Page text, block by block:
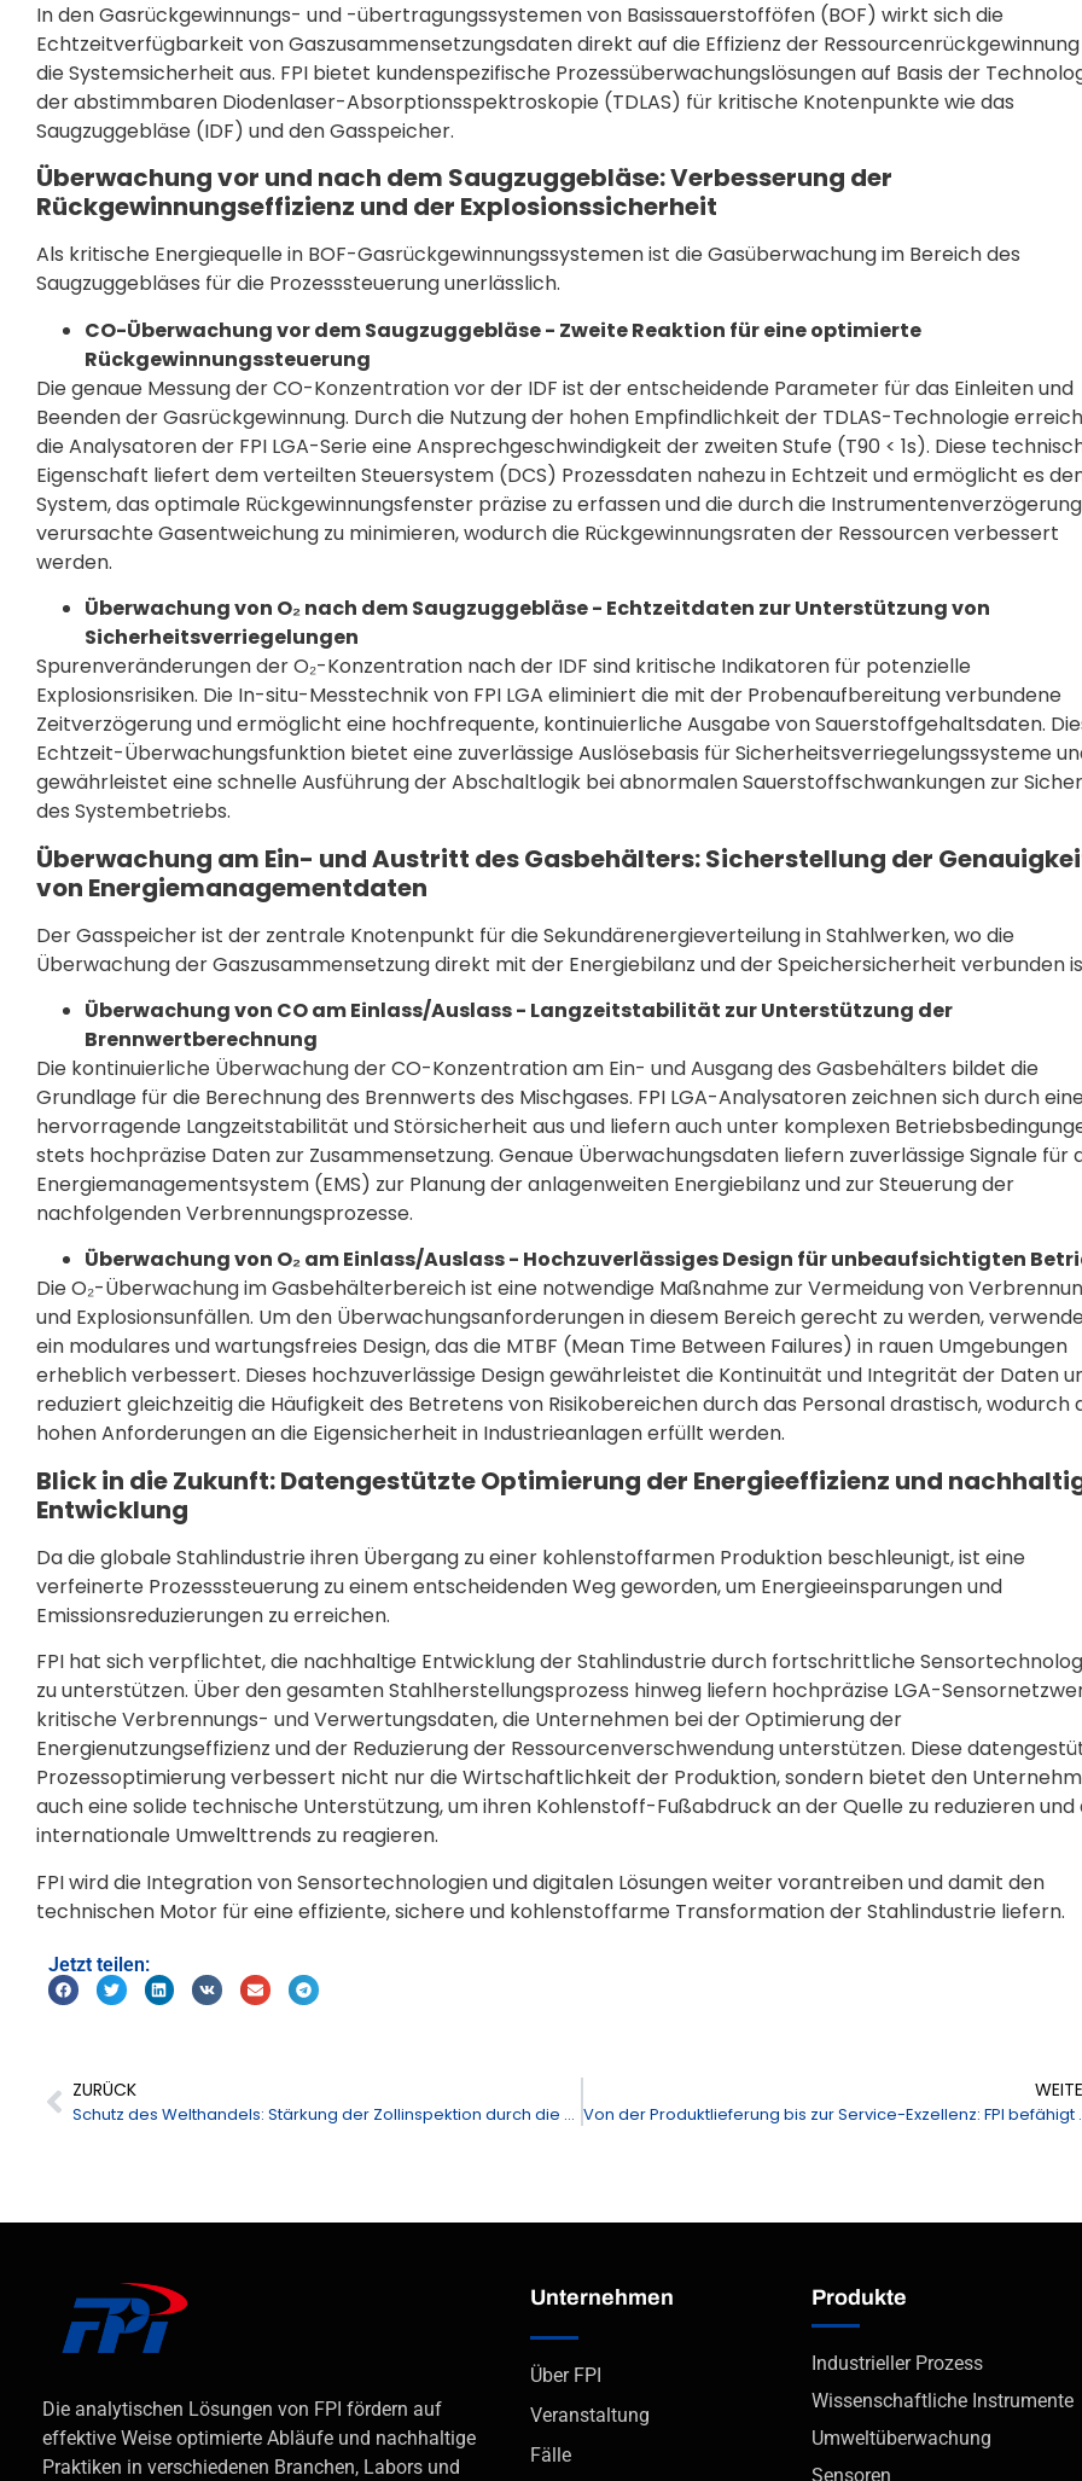
In den Gasrückgewinnungs- und -übertragungssystemen von Basissauerstofföfen (BOF) wirkt sich die
Echtzeitverfügbarkeit von Gaszusammensetzungsdaten direkt auf die Effizienz der
die Systemsicherheit aus. FPI bietet kundenspezifische Prozessüberwachungslösungen auf Basis der
der abstimmbaren Diodenlaser-Absorptionsspektroskopie (TDLAS) für kritische Knotenpunkte wie das
Saugzuggebläse (IDF) und den Gasspeicher.
Überwachung vor und nach dem Saugzuggebläse: Verbesserung der
Rückgewinnungseffizienz und der Explosionssicherheit
Als kritische Energiequelle in BOF-Gasrückgewinnungssystemen ist die Gasüberwachung im Bereich des
Saugzuggebläses für die Prozesssteuerung unerlässlich.
CO-Überwachung vor dem Saugzuggebläse - Zweite Reaktion für eine optimierte
Rückgewinnungssteuerung
Die genaue Messung der CO-Konzentration vor der IDF ist der entscheidende Parameter für das Einleiten und
Beenden der Gasrückgewinnung. Durch die Nutzung der hohen Empfindlichkeit der TDLAS-Technologie
die Analysatoren der FPI LGA-Serie eine Ansprechgeschwindigkeit der zweiten Stufe (T90 < 1s). Diese
Eigenschaft liefert dem verteilten Steuersystem (DCS) Prozessdaten nahezu in Echtzeit und ermöglicht es
System, das optimale Rückgewinnungsfenster präzise zu erfassen und die durch die Instrumentenverzögerung
verursachte Gasentweichung zu minimieren, wodurch die Rückgewinnungsraten der Ressourcen verbessert
werden.
Überwachung von O₂ nach dem Saugzuggebläse - Echtzeitdaten zur Unterstützung von
Sicherheitsverriegelungen
Spurenveränderungen der O₂-Konzentration nach der IDF sind kritische Indikatoren für potenzielle
Explosionsrisiken. Die In-situ-Messtechnik von FPI LGA eliminiert die mit der Probenaufbereitung verbundene
Zeitverzögerung und ermöglicht eine hochfrequente, kontinuierliche Ausgabe von Sauerstoffgehaltsdaten.
Echtzeit-Überwachungsfunktion bietet eine zuverlässige Auslösebasis für Sicherheitsverriegelungssysteme
gewährleistet eine schnelle Ausführung der Abschaltlogik bei abnormalen Sauerstoffschwankungen zur
des Systembetriebs.
Überwachung am Ein- und Austritt des Gasbehälters: Sicherstellung der
von Energiemanagementdaten
Der Gasspeicher ist der zentrale Knotenpunkt für die Sekundärenergieverteilung in Stahlwerken, wo die
Überwachung der Gaszusammensetzung direkt mit der Energiebilanz und der Speichersicherheit verbunden
Überwachung von CO am Einlass/Auslass - Langzeitstabilität zur Unterstützung der
Brennwertberechnung
Die kontinuierliche Überwachung der CO-Konzentration am Ein- und Ausgang des Gasbehälters bildet die
Grundlage für die Berechnung des Brennwerts des Mischgases. FPI LGA-Analysatoren zeichnen sich durch
hervorragende Langzeitstabilität und Störsicherheit aus und liefern auch unter komplexen
stets hochpräzise Daten zur Zusammensetzung. Genaue Überwachungsdaten liefern zuverlässige Signale für
Energiemanagementsystem (EMS) zur Planung der anlagenweiten Energiebilanz und zur Steuerung der
nachfolgenden Verbrennungsprozesse.
Überwachung von O₂ am Einlass/Auslass - Hochzuverlässiges Design für unbeaufsichtigten
Die O₂-Überwachung im Gasbehälterbereich ist eine notwendige Maßnahme zur Vermeidung von
und Explosionsunfällen. Um den Überwachungsanforderungen in diesem Bereich gerecht zu werden,
ein modulares und wartungsfreies Design, das die MTBF (Mean Time Between Failures) in rauen Umgebungen
erheblich verbessert. Dieses hochzuverlässige Design gewährleistet die Kontinuität und Integrität der Daten
reduziert gleichzeitig die Häufigkeit des Betretens von Risikobereichen durch das Personal drastisch, wodurch
hohen Anforderungen an die Eigensicherheit in Industrieanlagen erfüllt werden.
Blick in die Zukunft: Datengestützte Optimierung der Energieeffizienz und
Entwicklung
Da die globale Stahlindustrie ihren Übergang zu einer kohlenstoffarmen Produktion beschleunigt, ist eine
verfeinerte Prozesssteuerung zu einem entscheidenden Weg geworden, um Energieeinsparungen und
Emissionsreduzierungen zu erreichen.
FPI hat sich verpflichtet, die nachhaltige Entwicklung der Stahlindustrie durch fortschrittliche
zu unterstützen. Über den gesamten Stahlherstellungsprozess hinweg liefern hochpräzise LGA-
kritische Verbrennungs- und Verwertungsdaten, die Unternehmen bei der Optimierung der
Energienutzungseffizienz und der Reduzierung der Ressourcenverschwendung unterstützen. Diese
Prozessoptimierung verbessert nicht nur die Wirtschaftlichkeit der Produktion, sondern bietet den
auch eine solide technische Unterstützung, um ihren Kohlenstoff-Fußabdruck an der Quelle zu reduzieren und
internationale Umwelttrends zu reagieren.
FPI wird die Integration von Sensortechnologien und digitalen Lösungen weiter vorantreiben und damit den
technischen Motor für eine effiziente, sichere und kohlenstoffarme Transformation der Stahlindustrie liefern.
Jetzt teilen:
ZURÜCK
Schutz des Welthandels: Stärkung der Zollinspektion durch die überlegene Leistung von LC-MS/MS Von der Produktlieferung bis
Die analytischen Lösungen von FPI fördern auf
effektive Weise optimierte Abläufe und nachhaltige
Praktiken in verschiedenen Branchen, Labors und
Unternehmen
Über FPI
Veranstaltung
Fälle
Produkte
Industrieller Prozess
Wissenschaftliche Instrumente
Umweltüberwachung
Sensoren